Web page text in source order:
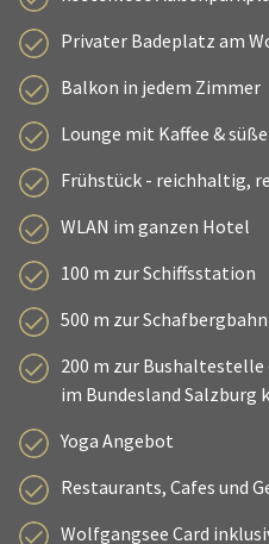
Privater Badeplatz am
Balkon in jedem Zimmer
Lounge mit Kaffee &
Frühstück - reichhaltig,
WLAN im ganzen Hotel
100 m zur Schiffsstation
500 m zur Schafbergbahn
200 m zur
im Bundesland
Yoga Angebot
Restaurants, Cafes und
Wolfgangsee Card